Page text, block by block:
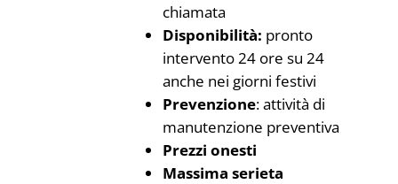
chiamata
Disponibilità: pronto
intervento 24 ore su 24
anche nei giorni festivi
Prevenzione: attività di
manutenzione preventiva
Prezzi onesti
Massima serieta